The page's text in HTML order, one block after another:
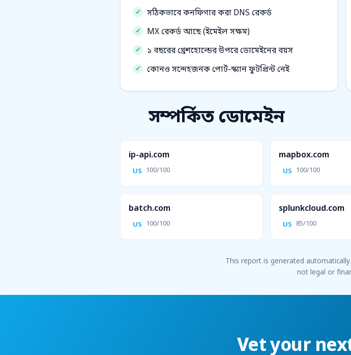
সঠিকভাবে কনফিগার করা DNS রেকর্ড
MX রেকর্ড আছে (ইমেইল সক্ষম)
১ বছরের থ্রেশহোল্ডের উপরে ডোমেইনের বয়স
কোনও সন্দেহজনক পোর্ট-স্ক্যান ফুটপ্রিন্ট নেই
সম্পর্কিত ডোমেইন
ip-api.com
US 100/100
mapbox.com
US 100/100
batch.com
US 100/100
splunkcloud.com
US 85/100
This report is generated
not legal or
Vet your